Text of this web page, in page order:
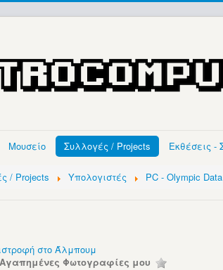
Μουσείο Συλλογές / Projects Εκθέσεις -
/ Projects Υπολογιστές PC - Olympic
στο Άλμπουμ
Φωτογραφίες μου